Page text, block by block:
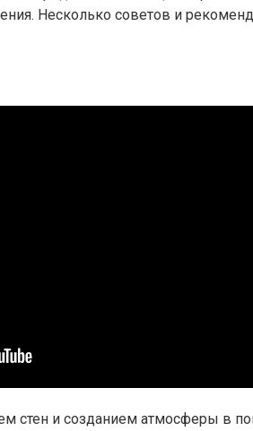
Несколько советов и
стен и созданием атмосферы в